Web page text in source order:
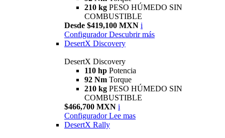
210 kg PESO HÚMEDO SIN
COMBUSTIBLE
Desde $419,100 MXN i
Configurador Descubrir más
DesertX Discovery
DesertX Discovery
110 hp Potencia
92 Nm Torque
210 kg PESO HÚMEDO SIN
COMBUSTIBLE
$466,700 MXN i
Configurador Lee mas
DesertX Rally